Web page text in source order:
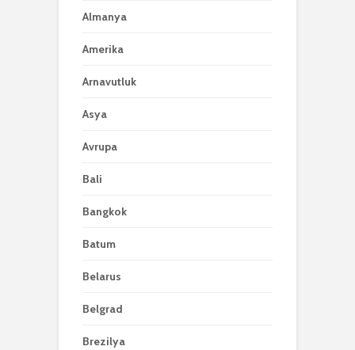
Almanya
Amerika
Arnavutluk
Asya
Avrupa
Bali
Bangkok
Batum
Belarus
Belgrad
Brezilya